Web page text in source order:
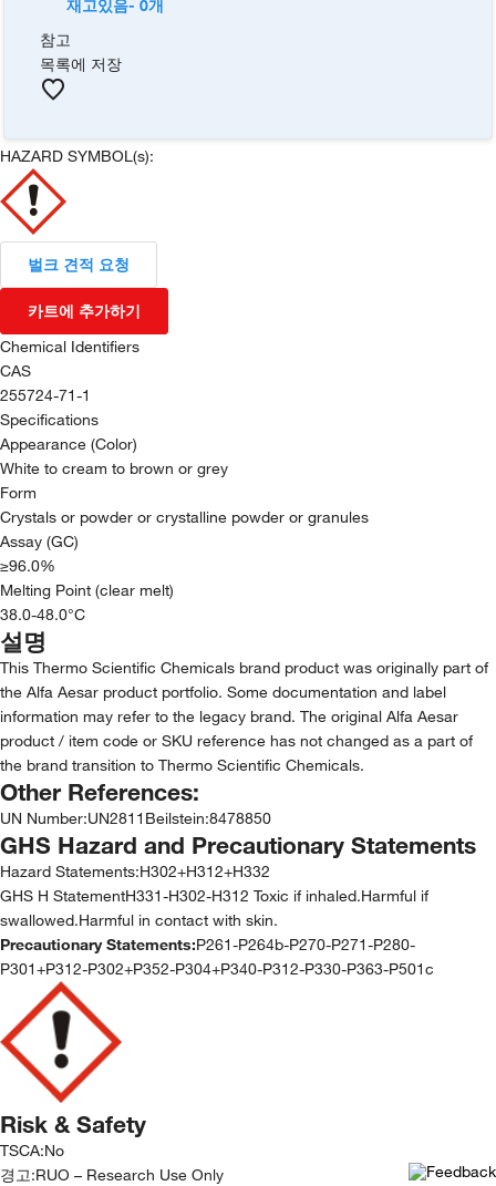
재고있음- 0개
참고
목록에 저장
HAZARD SYMBOL(s):
벌크 견적 요청
카트에 추가하기
Chemical Identifiers
CAS
255724-71-1
Specifications
Appearance (Color)
White to cream to brown or grey
Form
Crystals or powder or crystalline powder or granules
Assay (GC)
≥96.0%
Melting Point (clear melt)
38.0-48.0°C
설명
This Thermo Scientific Chemicals brand product was originally part of
the Alfa Aesar product portfolio. Some documentation and label
information may refer to the legacy brand. The original Alfa Aesar
product / item code or SKU reference has not changed as a part of
the brand transition to Thermo Scientific Chemicals.
Other References:
UN Number:UN2811 Beilstein:8478850
GHS Hazard and Precautionary Statements
Hazard Statements:H302+H312+H332
GHS H StatementH331-H302-H312 Toxic if inhaled.Harmful if
swallowed.Harmful in contact with skin.
Precautionary Statements:P261-P264b-P270-P271-P280-
P301+P312-P302+P352-P304+P340-P312-P330-P363-P501c
Risk & Safety
TSCA:No
경고:RUO – Research Use Only